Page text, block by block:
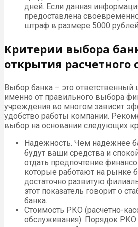
дней. Если данная
предоставлена
штраф в размере 5000 рублей.
Критерии выбора
открытия расчетного
Выбор банка – это ответственный
именно от правильного выбора
учреждения во многом зависит
удобство работы компании.
выбор на основании следующих
Надежность. Чем надежнее
будут ваши средства и
отдать предпочтение
которые работают на рынке
достаточно развитую
этот показатель говорит о
банка.
Стоимость РКО (расчетно-
обслуживания). Порядок РКО